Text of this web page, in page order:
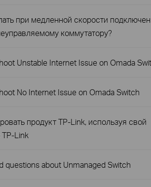
при медленной скорости
коммутатору?
Unstable Internet Issue on Omada
No Internet Issue on Omada Switch
продукт TP-Link, используя свой
Link
questions about Unmanaged Switch